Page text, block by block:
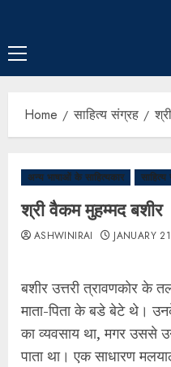
Home साहित्य संग्रह
अन्य भाषाओं के साहित्यकार
श्री वैकम मुहम्मद बशीर
ASHWINIRAI JANUARY
बशीर उत्तरी त्रावणकोर के
माता-पिता के बडे बेटे थे।
का व्यवसाय था, मगर उससे
पाता था। एक साधारण